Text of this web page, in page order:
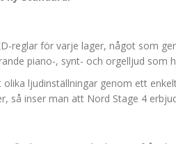
reglar för varje lager, något som
piano-, synt- och orgelljud som
ljudinställningar genom ett
så inser man att Nord Stage 4